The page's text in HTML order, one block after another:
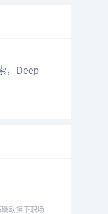
，Deep
动旗下职场